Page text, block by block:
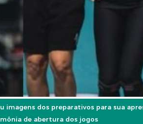
dos preparativos para sua
de abertura dos jogos